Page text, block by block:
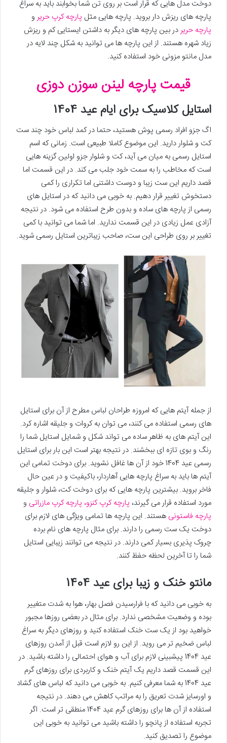
دوخت مدل هایی که قرار است بر روی تن شما بخوابند باید به سراغ
پارچه های ریزش دار بروید. پارچه هایی مثل پارچه کرپ حریرو
پارچه حریردر بین پارچه های دیگر به داشتن ایستایی کم و ریزش
زیاد شهره هستند. از این پارچه ها می توانید به شکل چند لایه در
مدل مانتو مزونی خود استفاده کنید.
قیمت پارچه لینن سوزن دوزی
استایل کلاسیک برای ایام عید 1404
اگ جزو افراد رسمی پوش هستید، حتما در کمد لباس خود چند ست
کت و شلوار دارید. این موضوع کاملا طبیعی است. زمانی که اسم
استایل رسمی به میان می آید، کت و شلوار جزو اولین گزینه هایی
است که مخاطب را به سمت خود جلب می کند. در این قسمت اما
قصد داریم این ست زیبا و دوست داشتنی اما تکراری را کمی
دستخوش تغییر قرار دهیم. به خوبی می دانید که در استایل های
رسمی از پارچه های ساده و بدون طرح استفاده می شود. در نتیجه
آزادی عمل زیادی در این قسمت ندارید. اما شما می توانید با کمی
تغییر بر روی طراحی این ست، صاحب زیباترین استایل رسمی شوید.
از جمله آیتم هایی که امروزه طراحان لباس مطرح از آن برای استایل
های رسمی استفاده می کنند، می توان به کروات و جلیقه اشاره کرد.
این آیتم های به ظاهر ساده می تواند شکل و شمایل استایل شما را
رنگ و بوی تازه ای ببخشند. در نتیجه بهتر است این بار برای استایل
رسمی عید 1404 خود از آن ها غافل نشوید. برای دوخت تمامی این
آیتم ها باید به سراغ پارچه هایی آهاردار، باکیفیت و در عین حال
فاخر بروید. بیشترین پارچه هایی که برای دوخت کت، شلوار و جلیقه
مورد استفاده قرار می گیرند، پارچه کرپ کنزو، پارچه کرپ مازراتی و
پارچه فاستونی هستند. این پارچه ها تمامی ویژگی های لازم برای
دوخت یک ست رسمی را دارند. برای مثال پارچه های نام برده
چروک پذیری بسیار کمی دارند. در نتیجه می توانند زیبایی استایل
شما را تا آخرین لحظه حفظ کنند.
مانتو خنک و زیبا برای عید 1404
به خوبی می دانید که با فرارسیدن فصل بهار، هوا به شدت متغییر
بوده و وضعیت مشخصی ندارد. برای مثال در بعضی روزها مجبور
خواهید بود از یک ست خنک استفاده کنید و روزهای دیگر به سراغ
لباس ضخیم تر می روید. از این رو لازم است قبل از آمدن روزهای
عید 1404 پیشبینی لازم برای آب و هوای احتمالی را داشته باشید. در
این قسمت قصد داریم یک آیتم خنک و کاربردی برای روزهای گرم
عید 1404 به شما معرفی کنیم. به خوبی می دانید که لباس های گشاد
و اورسایز شدت تعریق را به مراتب کاهش می دهند. در نتیجه
استفاده از آن ها برای روزهای گرم عید 1404 منطقی تر است. اگر
تجربه استفاده از پانچو را داشته باشید می توانید به خوبی این
موضوع را تصدیق کنید.